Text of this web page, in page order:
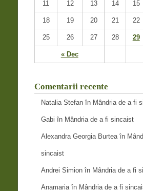
« Dec
11 12 13 14 15
18 19 20 21 22
25 26 27 28 29
Comentarii recente
Natalia Stefan în Mândria de a fi
Gabi în Mândria de a fi sincaist
Alexandra Georgia Burteaîn
sincaist
Andrei Simion în Mândria de a fi
Anamariaîn Mândria de a fi